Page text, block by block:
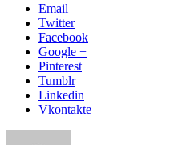
Email
Twitter
Facebook
Google +
Pinterest
Tumblr
Linkedin
Vkontakte